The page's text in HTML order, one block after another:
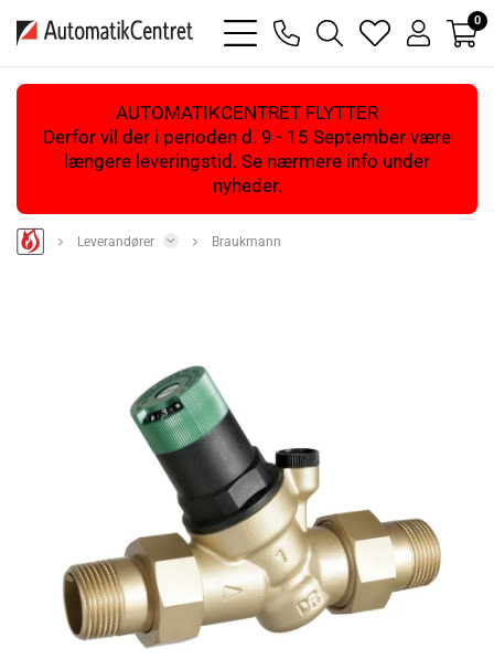
bars
light
phone
magnifying
glass
heart
light
user
light
0
AUTOMATIKCENTRET FLYTTER
Derfor vil der i perioden d. 9 - 15 September være
længere leveringstid. Se nærmere info under
nyheder.
Leverandører Braukmann